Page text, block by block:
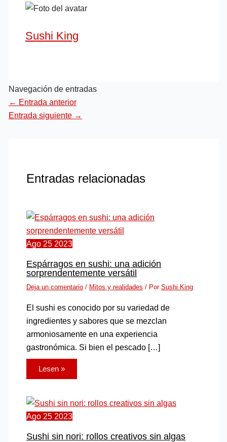
Sushi King
Navegación de entradas
← Entrada anterior
Entrada siguiente →
Entradas relacionadas
Ago 25 2023
Espárragos en sushi: una adición
sorprendentemente versátil
Deja un comentario / Mitos y realidades / Por Sushi King
El sushi es conocido por su variedad de
ingredientes y sabores que se mezclan
armoniosamente en una experiencia
gastronómica. Si bien el pescado […]
Lesen »
Ago 25 2023
Sushi sin nori: rollos creativos sin algas